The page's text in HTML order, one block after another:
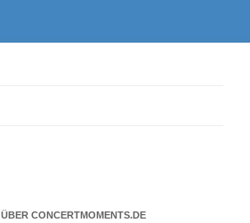
ÜBER CONCERTMOMENTS.DE